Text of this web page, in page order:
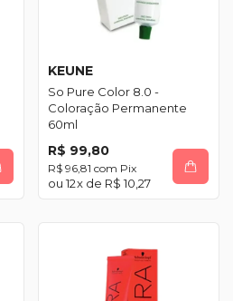
KEUNE
So Pure Color 8.0 -
Coloração Permanente
60ml
R$ 99,80
R$ 96,81 com Pix
12x de R$ 10,27